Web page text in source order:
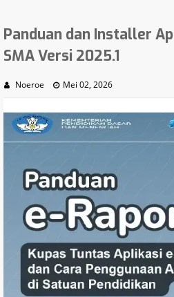
Panduan dan Installer
SMA Versi 2025.1
Noeroe Mei 02, 2026